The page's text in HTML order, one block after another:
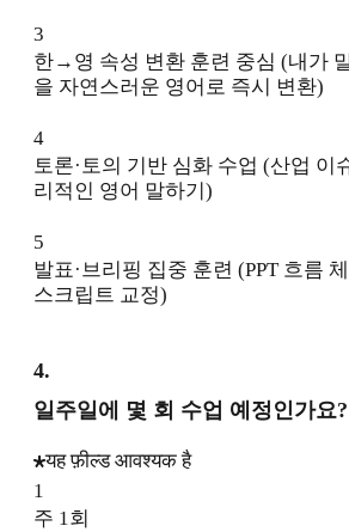
3
한→영 속성 변환 훈련 중심 (내가
을 자연스러운 영어로 즉시 변환)
4
토론·토의 기반 심화 수업 (산업 이
리적인 영어 말하기)
5
발표·브리핑 집중 훈련 (PPT 흐름
스크립트 교정)
4.
일주일에 몇 회 수업 예정인가요?
यह फ़ील्ड आवश्यक है
1
주 1회